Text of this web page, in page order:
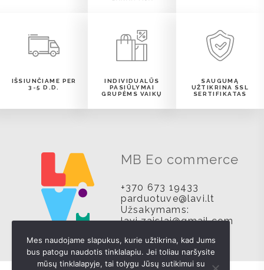
IŠSIUNČIAME PER
3-5 D.D.
INDIVIDUALŪS
PASIŪLYMAI
GRUPĖMS VAIKŲ
SAUGUMĄ
UŽTIKRINA SSL
SERTIFIKATAS
MB Eo commerce
+370 673 19433
parduotuve@lavi.lt
Užsakymams:
lavi.zaislai@gmail.com
Mes naudojame slapukus, kurie užtikrina, kad Jums
bus patogu naudotis tinklalapiu. Jei toliau naršysite
mūsų tinklalapyje, tai tolygu Jūsų sutikimui su